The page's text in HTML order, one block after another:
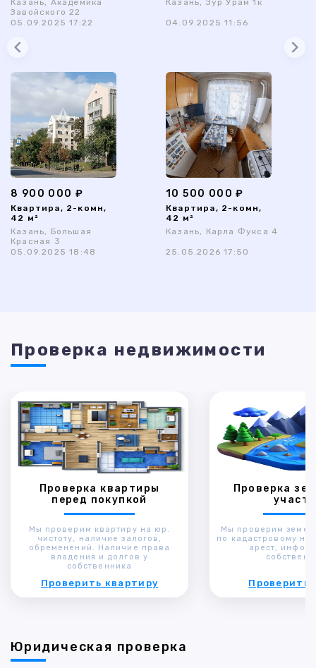
Казань, Академика
Завойского 22
05.09.2025 17:22
Казань, Зур Урам 1к
04.09.2025 11:56
8 900 000 ₽
Квартира, 2-комн,
42 м²
Казань, Большая
Красная 3
05.09.2025 18:48
10 500 000 ₽
Квартира, 2-комн,
42 м²
Казань, Карла Фукса 4
25.05.2026 17:50
Проверка недвижимости
Проверка квартиры
перед покупкой
Мы проверим квартиру на юр.
чистоту, наличие залогов,
обременений. Наличие права
владения и долгов у
собственника
Проверить квартиру
Проверка
Мы проверим
по кадастровому
арест,
Проверить
Юридическая проверка